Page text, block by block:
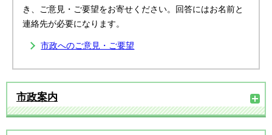
き、ご意見・ご要望をお寄せください。回答にはお名前と
連絡先が必要になります。
市政へのご意見・ご要望
市政案内